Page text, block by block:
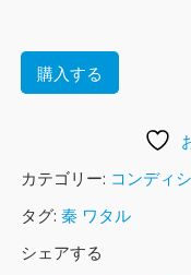
購入する
カテゴリー: コンディ
タグ: 秦 ワタル
シェアする